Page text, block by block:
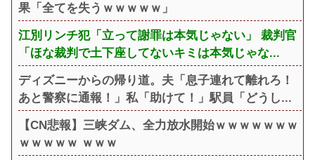
果「全てを失うｗｗｗｗｗ」
江別リンチ犯「立って謝罪は本気じゃない」 裁判官
「ほな裁判で土下座してないキミは本気じゃな...
ディズニーからの帰り道。夫「息子連れて離れろ！
あと警察に通報！」私「助けて！」駅員「どうし...
【CN悲報】三峡ダム、全力放水開始ｗｗｗｗｗｗｗ
ｗｗｗｗｗ ｗｗｗ